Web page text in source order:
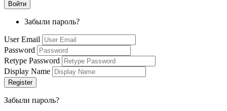
Забыли пароль?
User Email
Password
Retype Password
Display Name
Забыли пароль?